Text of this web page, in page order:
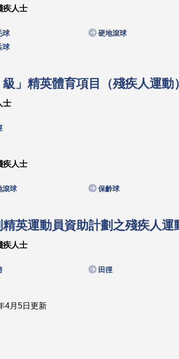
疾人士
球 硬地滾球
球
級」精英體育項目（殘疾人運動）
士
疾人士
滾球 保齡球
英運動員資助計劃之殘疾人運
疾人士
田徑
4月5日更新